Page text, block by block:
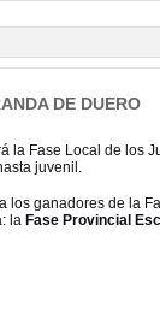
DE DUERO
la Fase Local de los
juvenil.
los ganadores de la
la Fase Provincial